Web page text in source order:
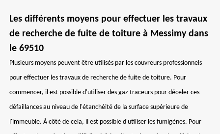
Les différents moyens pour effectuer les travaux
de recherche de fuite de toiture à Messimy dans
le 69510
Plusieurs moyens peuvent être utilisés par les couvreurs professionnels
pour effectuer les travaux de recherche de fuite de toiture. Pour
commencer, il est possible d'utiliser des gaz traceurs pour déceler ces
défaillances au niveau de l'étanchéité de la surface supérieure de
l'immeuble. À côté de cela, il est possible d'utiliser les fumigènes. Pour